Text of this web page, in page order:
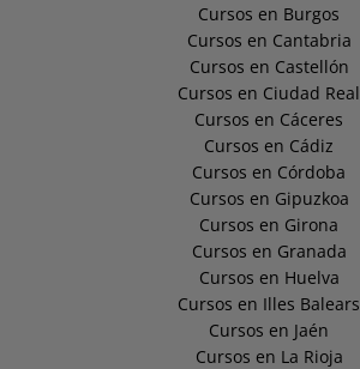
Cursos en Burgos
Cursos en Cantabria
Cursos en Castellón
Cursos en Ciudad Real
Cursos en Cáceres
Cursos en Cádiz
Cursos en Córdoba
Cursos en Gipuzkoa
Cursos en Girona
Cursos en Granada
Cursos en Huelva
Cursos en Illes Balears
Cursos en Jaén
Cursos en La Rioja